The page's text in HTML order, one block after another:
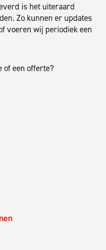
is het uiteraard
Zo kunnen er updates
voeren wij periodiek een
of een offerte?